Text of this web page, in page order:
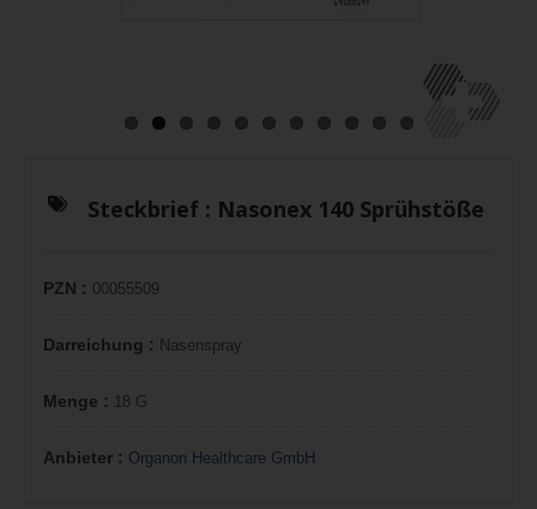
Steckbrief : Nasonex 140 Sprühstöße
PZN : 00055509
Darreichung : Nasenspray
Menge : 18 G
Anbieter : Organon Healthcare GmbH